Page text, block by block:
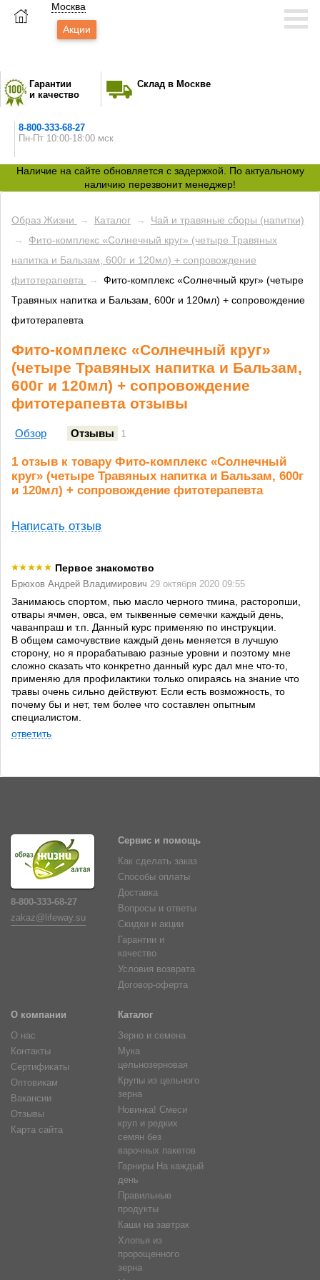
Москва
Акции
Гарантии
и качество
Склад в Москве
8-800-333-68-27
Пн-Пт 10:00-18:00 мск
Наличие на сайте обновляется с задержкой. По актуальному
наличию перезвонит менеджер!
Образ Жизни → Каталог →
Чай и травяные сборы (напитки)
→
Фито-комплекс «Солнечный круг» (четыре Травяных
напитка и Бальзам, 600г и 120мл) + сопровождение
фитотерапевта
→
Фито-комплекс «Солнечный круг» (четыре
Травяных напитка и Бальзам, 600г и 120мл) + сопровождение
фитотерапевта
Фито-комплекс «Солнечный круг»
(четыре Травяных напитка и Бальзам,
600г и 120мл) + сопровождение
фитотерапевта отзывы
Обзор Отзывы 1
1 отзыв к товару Фито-комплекс «Солнечный
круг» (четыре Травяных напитка и Бальзам, 600г
и 120мл) + сопровождение фитотерапевта
Написать отзыв
Первое знакомство
Брюхов Андрей Владимирович 29 октября 2020 09:55
Занимаюсь спортом, пью масло черного тмина, расторопши,
отвары ячмен, овса, ем тыквенные семечки каждый день,
чаванпраш и т.п. Данный курс применяю по инструкции.
В общем самочувствие каждый день меняется в лучшую
сторону, но я прорабатываю разные уровни и поэтому мне
сложно сказать что конкретно данный курс дал мне что-то,
применяю для профилактики только опираясь на знание что
травы очень сильно действуют. Если есть возможность, то
почему бы и нет, тем более что составлен опытным
специалистом.
ответить
8-800-333-68-27
zakaz@lifeway.su
Сервис и помощь
Как сделать заказ
Способы оплаты
Доставка
Вопросы и ответы
Скидки и акции
Гарантии и
качество
Условия возврата
Договор-оферта
О компании
О нас
Контакты
Сертификаты
Оптовикам
Вакансии
Отзывы
Карта сайта
Каталог
Зерно и семена
Мука
цельнозерновая
Крупы из цельного
зерна
Новинка! Смеси
круп и редких
семян без
варочных пакетов
Гарниры На каждый
день
Правильные
продукты
Каши на завтрак
Хлопья из
пророщенного
зерна